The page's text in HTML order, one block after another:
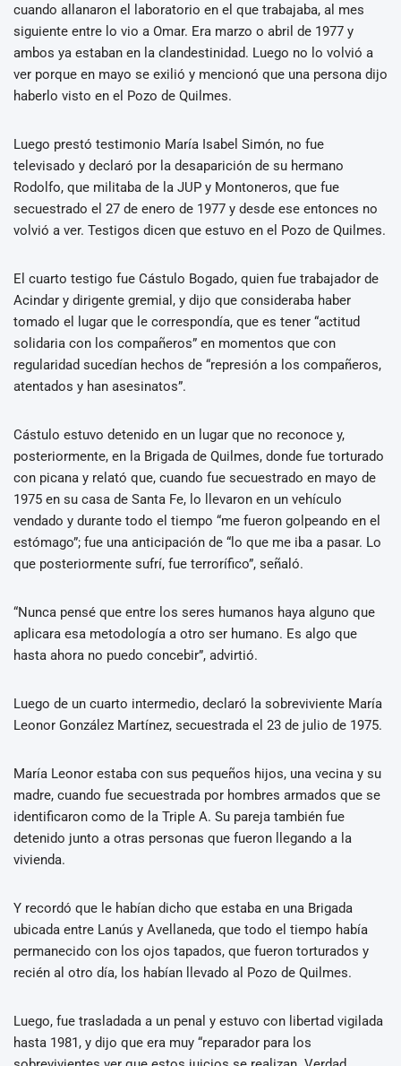
cuando allanaron el laboratorio en el que trabajaba, al mes
siguiente entre lo vio a Omar. Era marzo o abril de 1977 y
ambos ya estaban en la clandestinidad. Luego no lo volvió a
ver porque en mayo se exilió y mencionó que una persona dijo
haberlo visto en el Pozo de Quilmes.
Luego prestó testimonio María Isabel Simón, no fue
televisado y declaró por la desaparición de su hermano
Rodolfo, que militaba de la JUP y Montoneros, que fue
secuestrado el 27 de enero de 1977 y desde ese entonces no
volvió a ver. Testigos dicen que estuvo en el Pozo de Quilmes.
El cuarto testigo fue Cástulo Bogado, quien fue trabajador de
Acindar y dirigente gremial, y dijo que consideraba haber
tomado el lugar que le correspondía, que es tener “actitud
solidaria con los compañeros” en momentos que con
regularidad sucedían hechos de “represión a los compañeros,
atentados y han asesinatos”.
Cástulo estuvo detenido en un lugar que no reconoce y,
posteriormente, en la Brigada de Quilmes, donde fue torturado
con picana y relató que, cuando fue secuestrado en mayo de
1975 en su casa de Santa Fe, lo llevaron en un vehículo
vendado y durante todo el tiempo “me fueron golpeando en el
estómago”; fue una anticipación de “lo que me iba a pasar. Lo
que posteriormente sufrí, fue terrorífico”, señaló.
“Nunca pensé que entre los seres humanos haya alguno que
aplicara esa metodología a otro ser humano. Es algo que
hasta ahora no puedo concebir”, advirtió.
Luego de un cuarto intermedio, declaró la sobreviviente María
Leonor González Martínez, secuestrada el 23 de julio de 1975.
María Leonor estaba con sus pequeños hijos, una vecina y su
madre, cuando fue secuestrada por hombres armados que se
identificaron como de la Triple A. Su pareja también fue
detenido junto a otras personas que fueron llegando a la
vivienda.
Y recordó que le habían dicho que estaba en una Brigada
ubicada entre Lanús y Avellaneda, que todo el tiempo había
permanecido con los ojos tapados, que fueron torturados y
recién al otro día, los habían llevado al Pozo de Quilmes.
Luego, fue trasladada a un penal y estuvo con libertad vigilada
hasta 1981, y dijo que era muy “reparador para los